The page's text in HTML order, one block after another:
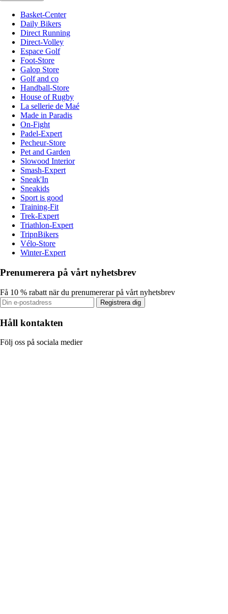
Basket-Center
Daily Bikers
Direct Running
Direct-Volley
Espace Golf
Foot-Store
Galop Store
Golf and co
Handball-Store
House of Rugby
La sellerie de Maé
Made in Paradis
On-Fight
Padel-Expert
Pecheur-Store
Pet and Garden
Slowood Interior
Smash-Expert
Sneak'In
Sneakids
Sport is good
Training-Fit
Trek-Expert
Triathlon-Expert
TripnBikers
Vélo-Store
Winter-Expert
Prenumerera på vårt nyhetsbrev
Få 10 % rabatt när du prenumererar på vårt nyhetsbrev
Registrera dig
Håll kontakten
Följ oss på sociala medier